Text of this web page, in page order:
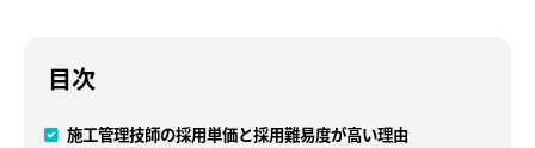
目次
施工管理技師の採用単価と採用難易度が高い理由